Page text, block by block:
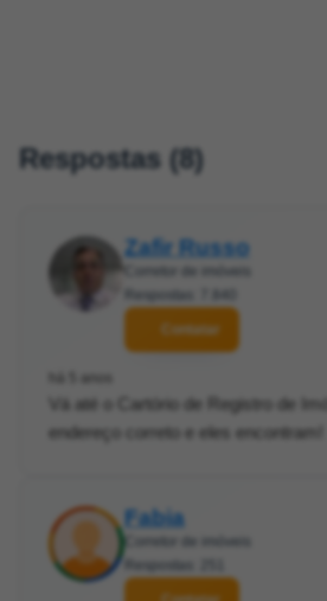
Respostas (8)
Zafir Russo
Contatar
Vá até o Cartório de Registro de
endereço correto e eles encontram!
Fabia